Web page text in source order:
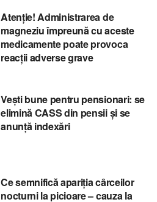
Atenție! Administrarea de
magneziu împreună cu aceste
medicamente poate provoca
reacții adverse grave
Vești bune pentru pensionari: se
elimină CASS din pensii și se
anunță indexări
Ce semnifică apariția cârceilor
nocturni la picioare – cauza la